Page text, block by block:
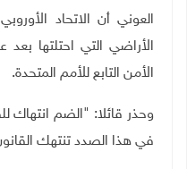
العوني أن الاتحاد
الأمن التابع للأمم المتحدة.
وحذر قائلا: "الضم انتهاك
في هذا الصدد تنتهك